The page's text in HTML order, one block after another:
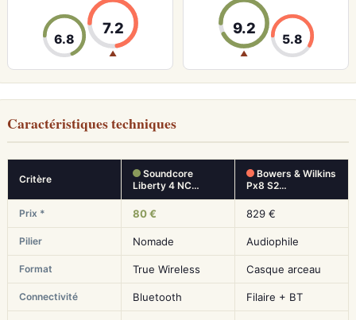
6.8
7.2
▲
9.2
▲
5.8
Caractéristiques techniques
Critère
Soundcore
Liberty 4 NC…
Bowers & Wilkins
Px8 S2…
Prix * 80 € 829 €
Pilier Nomade Audiophile
Format True Wireless Casque arceau
Connectivité Bluetooth Filaire + BT